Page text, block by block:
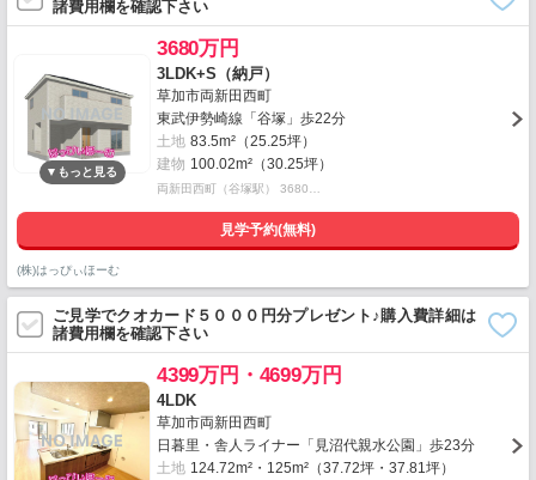
諸費用欄を確認下さい
3680万円
3LDK+S（納戸）
草加市両新田西町
東武伊勢崎線「谷塚」歩22分
土地 83.5m²（25.25坪）
建物 100.02m²（30.25坪）
両新田西町（谷塚駅） 3680…
見学予約(無料)
(株)はっぴぃほーむ
ご見学でクオカード５０００円分プレゼント♪購入費詳細は
諸費用欄を確認下さい
4399万円・4699万円
4LDK
草加市両新田西町
日暮里・舎人ライナー「見沼代親水公園」歩23分
土地 124.72m²・125m²（37.72坪・37.81坪）